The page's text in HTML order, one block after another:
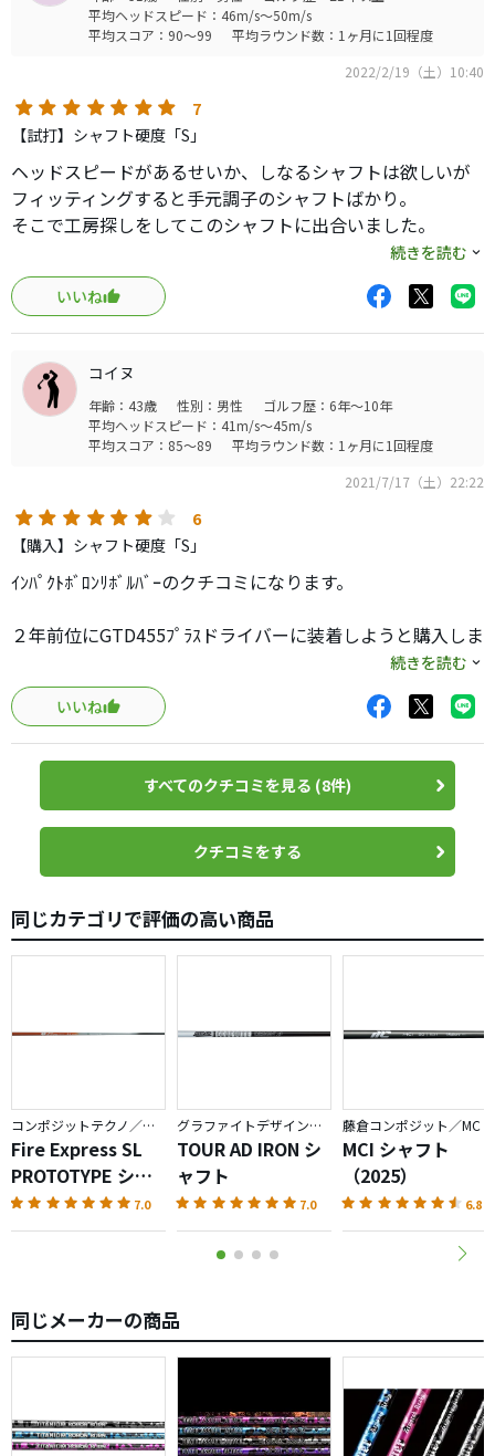
余程こだわりがなければしばらく使てみることをオススメ
平均ヘッドスピード：46m/s～50m/s
平均スコア：90～99
平均ラウンド数：1ヶ月に1回程度
2022/2/19（土）10:40
7
【試打】シャフト硬度「S」
ヘッドスピードがあるせいか、しなるシャフトは欲しいが
フィッティングすると手元調子のシャフトばかり。
そこで工房探しをしてこのシャフトに出合いました。
クセの無いREVEを代表するシャフトです。
DRを持ち左右に軽く振ると良く動きます。
動きますが、しっかり感が手に伝わる。
他メーカーで6Xだから同じ6Xを選びがちですが、これは超
危険です。
まずは軽くて柔らかい方から打ってみて下さい。
切り返しでは、シャフトがハッキリとしなるのが分かりヘ
ッドの位置が良く分かる。
インパクトに向けてガッツリとしなるシャフトですが、イ
ンパクトに向けて、しなったままではなく、しっかりとし
なり戻りがある。
しなり負けもないシャフトでインパクトをする。
柔らかいから弾道はどうか？と思うけど適正なのか更け上
前へ遠くへ飛ぶ感じで強弾道です。
私のスイングテンポは早いですが、しっかり打てる振り遅
れにならない素晴らしいシャフトです。
このシャフトと出合ってからは、他メーカーのシャフトへ
は戻れません。
50g台のシャフトが欲しかったんですが、念願の50g台シャ
不思議なシャフトですので是非ともお試しあれ。
続きを読む
いいね
コイヌ
年齢：43歳 性別：男性
ゴルフ歴：6年～10年
平均ヘッドスピード：41m/s～45m/s
平均スコア：85～89
平均ラウンド数：1ヶ月に1回程度
2021/7/17（土）22:22
6
【購入】シャフト硬度「S」
ｲﾝﾊﾟｸﾄﾎﾞﾛﾝﾘﾎﾞﾙﾊﾞｰのクチコミになります。
２年前位にGTD455ﾌﾟﾗｽドライバーに装着しようと購入しま
したが、その時にはTRPXﾒｯｾﾝｼﾞｬｰに軍配があがり倉庫番し
ていたのですが、この度バルド438Hドライバーに装着した
ところ…とても良かったです♪(*´ω｀*)
なんか、シャフトが凄く戻ってくるので捕まりが良いで
ドローも、捕まったフェード打てるのでヘッドとの相性も
あるかもですが大満足です。
があるのもグッドですね。
続きを読む
いいね
すべてのクチコミを見る (8件)
クチコミをする
同じカテゴリで評価の高い商品
コンポジットテクノ／ファイアーエクスプレス
Fire Express SL
PROTOTYPE シャ
フト
7.0
グラファイトデザイン／TOUR AD
TOUR AD IRON シ
ャフト
7.0
藤倉コンポジット／MC
MCI シャフト
（2025）
6.8
同じメーカーの商品